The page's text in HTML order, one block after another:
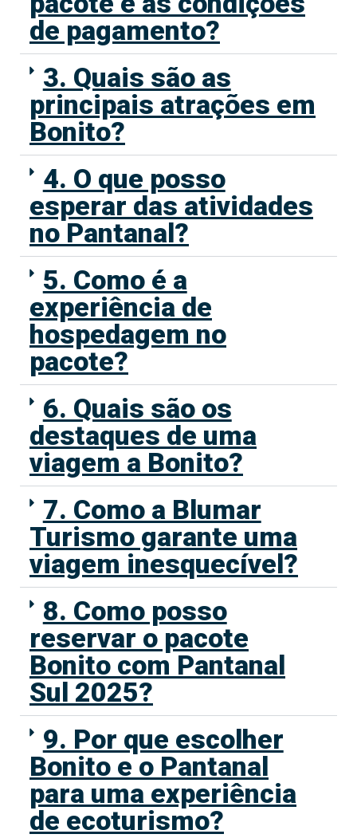
de pagamento?
3. Quais são as
principais atrações em
Bonito?
4. O que posso
esperar das atividades
no Pantanal?
5. Como é a
experiência de
hospedagem no
pacote?
6. Quais são os
destaques de uma
viagem a Bonito?
7. Como a Blumar
Turismo garante uma
viagem inesquecível?
8. Como posso
reservar o pacote
Bonito com Pantanal
Sul 2025?
9. Por que escolher
Bonito e o Pantanal
para uma experiência
de ecoturismo?